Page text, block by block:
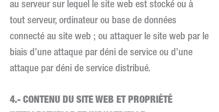
au serveur sur lequel le site web est stocké ou à
tout serveur, ordinateur ou base de données
connecté au site web ; ou attaquer le site web par le
biais d’une attaque par déni de service ou d’une
attaque par déni de service distribué.
4.- CONTENU DU SITE WEB ET PROPRIÉTÉ